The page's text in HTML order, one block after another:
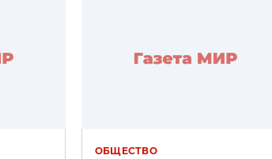
ОБЩЕСТВО